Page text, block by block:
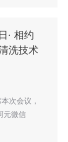
· 相约
洗技术
次会议，
元微信